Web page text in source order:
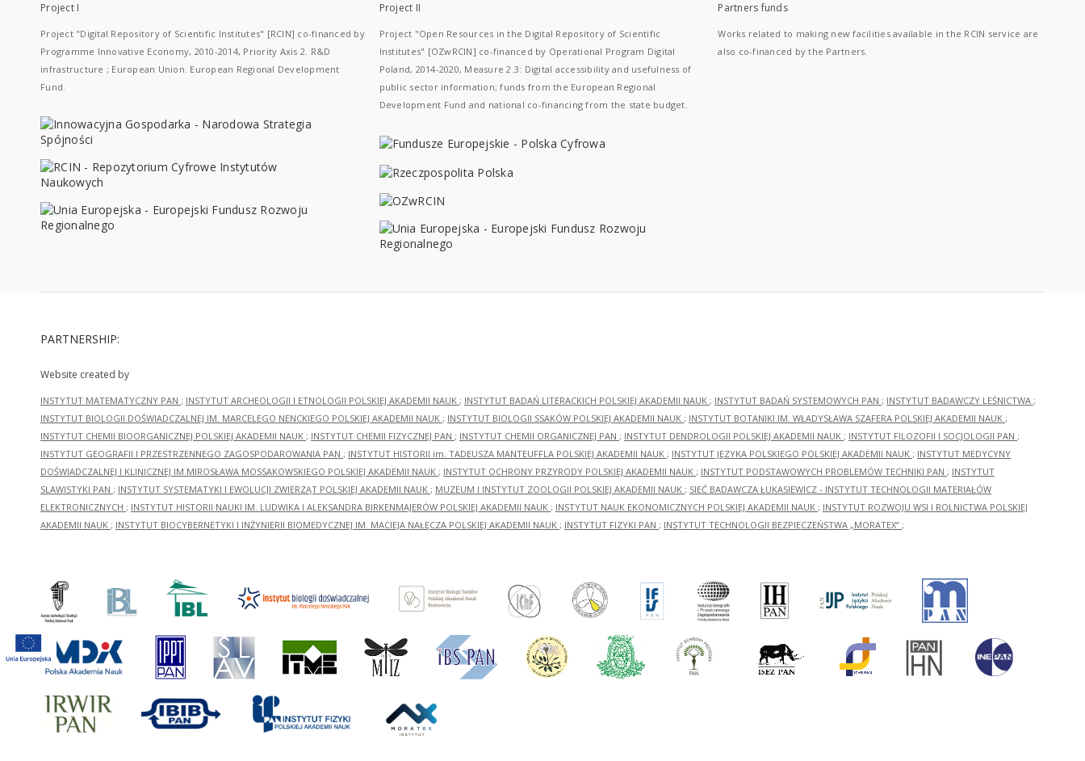
Project I
Project "Digital Repository of Scientific Institutes" [RCIN] co-financed by
Programme Innovative Economy, 2010-2014, Priority Axis 2. R&D
infrastructure ; European Union. European Regional Development
Fund.
Project II
Project "Open Resources in the Digital Repository of Scientific
Institutes" [OZwRCIN] co-financed by Operational Program Digital
Poland, 2014-2020, Measure 2.3: Digital accessibility and usefulness of
public sector information; funds from the European Regional
Development Fund and national co-financing from the state budget.
Partners funds
Works related to making new facilities available in the RCIN service are
also co-financed by the Partners.
PARTNERSHIP:
Website created by
INSTYTUT MATEMATYCZNY PAN ; INSTYTUT ARCHEOLOGII I ETNOLOGII POLSKIEJ AKADEMII NAUK ; INSTYTUT BADAŃ LITERACKICH POLSKIEJ AKADEMII NAUK ; INSTYTUT BADAŃ SYSTEMOWYCH PAN ; INSTYTUT BADAWCZY LEŚNICTWA ;
INSTYTUT BIOLOGII DOŚWIADCZALNEJ IM. MARCELEGO NENCKIEGO POLSKIEJ AKADEMII NAUK ; INSTYTUT BIOLOGII SSAKÓW POLSKIEJ AKADEMII NAUK ; INSTYTUT BOTANIKI IM. WŁADYSŁAWA SZAFERA POLSKIEJ AKADEMII NAUK ;
INSTYTUT CHEMII BIOORGANICZNEJ POLSKIEJ AKADEMII NAUK ; INSTYTUT CHEMII FIZYCZNEJ PAN ; INSTYTUT CHEMII ORGANICZNEJ PAN ; INSTYTUT DENDROLOGII POLSKIEJ AKADEMII NAUK ; INSTYTUT FILOZOFII I SOCJOLOGII PAN ;
INSTYTUT GEOGRAFII I PRZESTRZENNEGO ZAGOSPODAROWANIA PAN ; INSTYTUT HISTORII im. TADEUSZA MANTEUFFLA POLSKIEJ AKADEMII NAUK ; INSTYTUT JĘZYKA POLSKIEGO POLSKIEJ AKADEMII NAUK ; INSTYTUT MEDYCYNY
DOŚWIADCZALNEJ I KLINICZNEJ IM.MIROSŁAWA MOSSAKOWSKIEGO POLSKIEJ AKADEMII NAUK ; INSTYTUT OCHRONY PRZYRODY POLSKIEJ AKADEMII NAUK ; INSTYTUT PODSTAWOWYCH PROBLEMÓW TECHNIKI PAN ; INSTYTUT
SLAWISTYKI PAN ; INSTYTUT SYSTEMATYKI I EWOLUCJI ZWIERZĄT POLSKIEJ AKADEMII NAUK ; MUZEUM I INSTYTUT ZOOLOGII POLSKIEJ AKADEMII NAUK ; SIEĆ BADAWCZA ŁUKASIEWICZ - INSTYTUT TECHNOLOGII MATERIAŁÓW
ELEKTRONICZNYCH ; INSTYTUT HISTORII NAUKI IM. LUDWIKA I ALEKSANDRA BIRKENMAJERÓW POLSKIEJ AKADEMII NAUK ; INSTYTUT NAUK EKONOMICZNYCH POLSKIEJ AKADEMII NAUK ; INSTYTUT ROZWOJU WSI I ROLNICTWA POLSKIEJ
AKADEMII NAUK ; INSTYTUT BIOCYBERNETYKI I INŻYNIERII BIOMEDYCZNEJ IM. MACIEJA NAŁĘCZA POLSKIEJ AKADEMII NAUK ; INSTYTUT FIZYKI PAN ; INSTYTUT TECHNOLOGII BEZPIECZEŃSTWA „MORATEX” ;